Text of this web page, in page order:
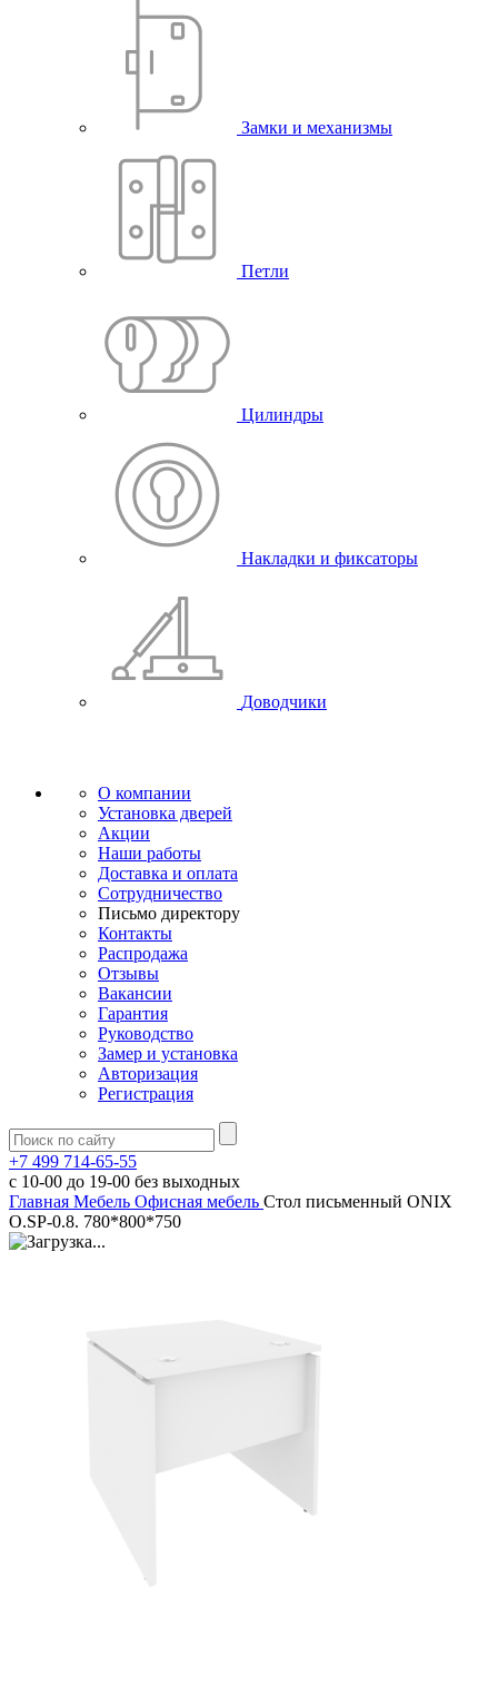
Замки и механизмы
Петли
Цилиндры
Накладки и фиксаторы
Доводчики
О компании
Установка дверей
Акции
Наши работы
Доставка и оплата
Сотрудничество
Письмо директору
Контакты
Распродажа
Отзывы
Вакансии
Гарантия
Руководство
Замер и установка
Авторизация
Регистрация
+7 499 714-65-55
с 10-00 до 19-00 без выходных
Главная Мебель Офисная мебель Стол письменный ONIX
O.SP-0.8. 780*800*750